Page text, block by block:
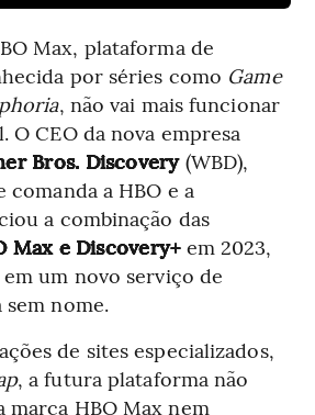
Max, plataforma de
por séries como Game
, não vai mais funcionar
CEO da nova empresa
Bros. Discovery(WBD),
comanda a HBO e a
a combinação das
Max e Discovery+em 2023,
um novo serviço de
nome.
de sites especializados,
, a futura plataforma não
marca HBO Max nem